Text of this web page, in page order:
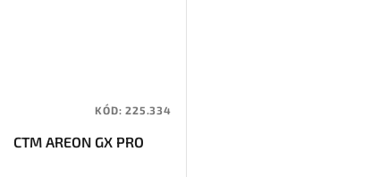
CTM AREON GX PRO
KÓD:225.334